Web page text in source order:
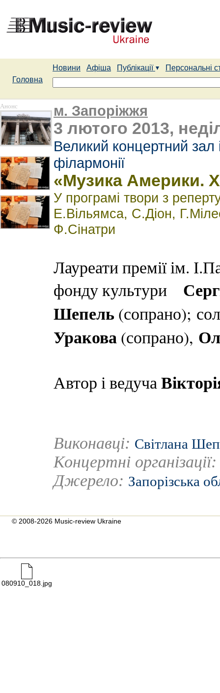
Новини Афіша Публікації
Персональні
Головна
Анонс м. Запоріжжя
3 лютого 2013,
Великий концертний зал
філармонії
«Музика Америки.
У програмі твори з
Е.Вільямса, С.Діон,
Ф.Сінатри
Лауреати премії ім.
фонду культури
Шепель (сопрано);
Уракова (сопрано),
Автор і ведуча
Виконавці: Світлана
Концертні
Джерело: Запорізська
© 2008-2026 Music-review Ukraine
080910_018.jpg